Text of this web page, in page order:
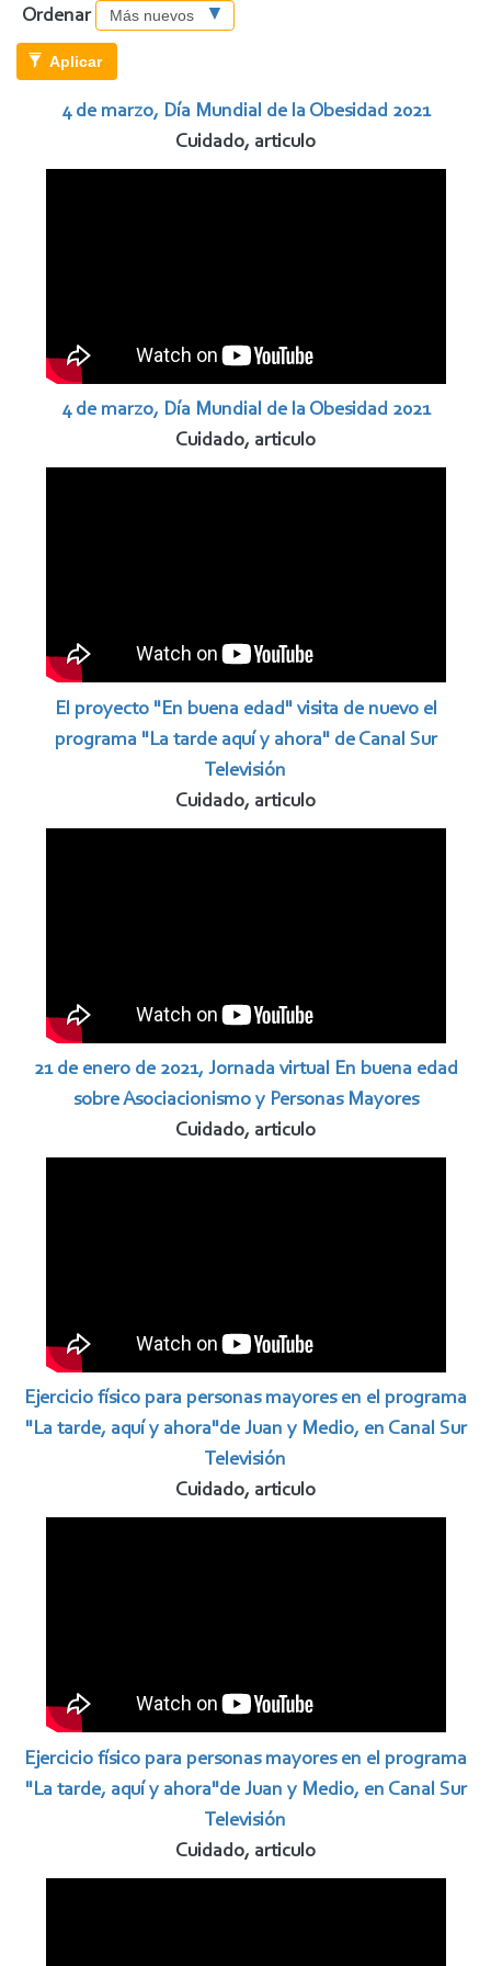
Ordenar
Aplicar
4 de marzo, Día Mundial de la Obesidad 2021
Cuidado, articulo
4 de marzo, Día Mundial de la Obesidad 2021
Cuidado, articulo
El proyecto "En buena edad" visita de nuevo el
programa "La tarde aquí y ahora" de Canal Sur
Televisión
Cuidado, articulo
21 de enero de 2021, Jornada virtual En buena edad
sobre Asociacionismo y Personas Mayores
Cuidado, articulo
Ejercicio físico para personas mayores en el programa
"La tarde, aquí y ahora"de Juan y Medio, en Canal Sur
Televisión
Cuidado, articulo
Ejercicio físico para personas mayores en el programa
"La tarde, aquí y ahora"de Juan y Medio, en Canal Sur
Televisión
Cuidado, articulo